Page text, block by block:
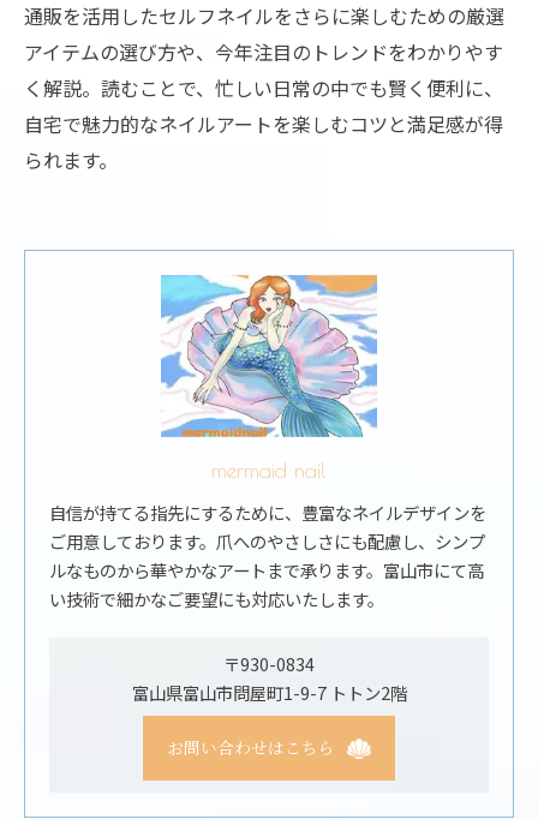
通販を活用したセルフネイルをさらに楽しむための厳選
アイテムの選び方や、今年注目のトレンドをわかりやす
く解説。読むことで、忙しい日常の中でも賢く便利に、
自宅で魅力的なネイルアートを楽しむコツと満足感が得
られます。
mermaid nail
自信が持てる指先にするために、豊富なネイルデザインを
ご用意しております。爪へのやさしさにも配慮し、シンプ
ルなものから華やかなアートまで承ります。富山市にて高
い技術で細かなご要望にも対応いたします。
〒930-0834
富山県富山市問屋町1-9-7 トトン2階
お問い合わせはこちら